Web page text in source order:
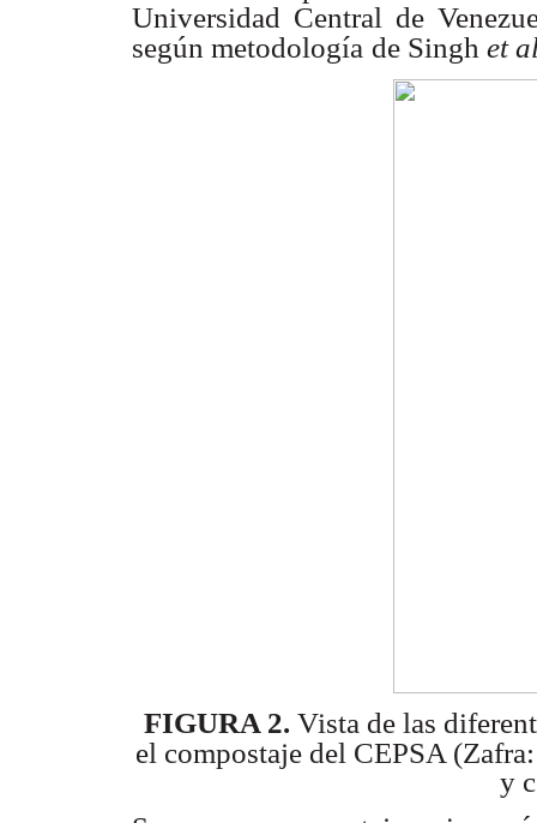
Universidad Central de
según metodología de Singh et
FIGURA 2. Vista de las
el compostaje del CEPSA
y